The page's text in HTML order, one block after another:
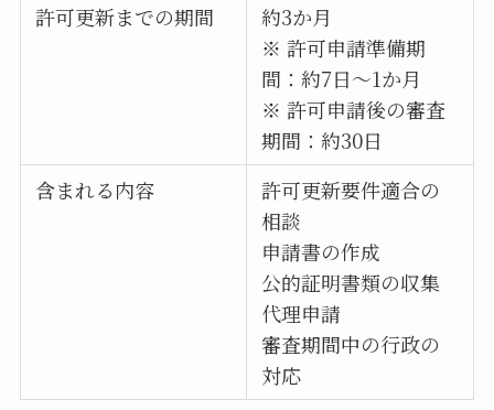
許可更新までの期間
約3か月
※ 許可申請準備期
間：約7日～1か月
※ 許可申請後の審査
期間：約30日
含まれる内容
許可更新要件適合の
相談
申請書の作成
公的証明書類の収集
代理申請
審査期間中の行政の
対応